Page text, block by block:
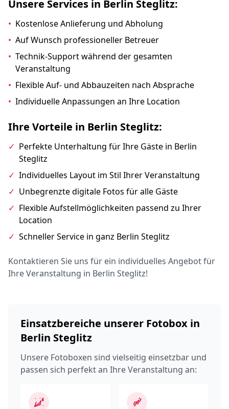
Unsere Services in Berlin Steglitz:
• Kostenlose Anlieferung und Abholung
• Auf Wunsch professioneller Betreuer
• Technik-Support während der gesamten
Veranstaltung
• Flexible Auf- und Abbauzeiten nach Absprache
• Individuelle Anpassungen an Ihre Location
Ihre Vorteile in Berlin Steglitz:
✓ Perfekte Unterhaltung für Ihre Gäste in Berlin
Steglitz
✓ Individuelles Layout im Stil Ihrer Veranstaltung
✓ Unbegrenzte digitale Fotos für alle Gäste
✓ Flexible Aufstellmöglichkeiten passend zu Ihrer
Location
✓ Schneller Service in ganz Berlin Steglitz
Kontaktieren Sie uns für ein individuelles Angebot für
Ihre Veranstaltung in Berlin Steglitz!
Einsatzbereiche unserer Fotobox in
Berlin Steglitz
Unsere Fotoboxen sind vielseitig einsetzbar und
passen sich perfekt an Ihre Veranstaltung an: